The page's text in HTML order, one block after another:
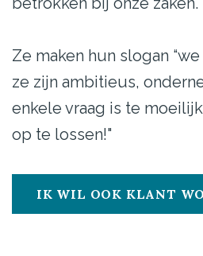
Ze maken hun slogan
ze zijn ambitieus,
enkele vraag is te
op te lossen!"
IK WIL OOK KLANT